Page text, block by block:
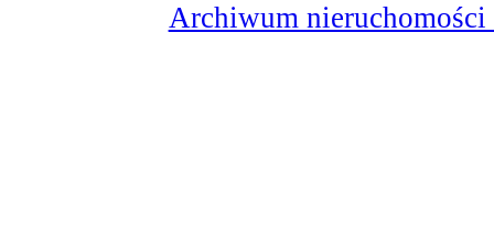
Archiwum nieruchomości